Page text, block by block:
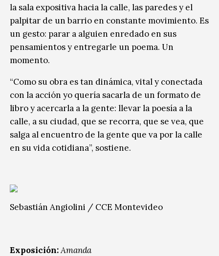
la sala expositiva hacia la calle, las paredes y el
palpitar de un barrio en constante movimiento. Es
un gesto: parar a alguien enredado en sus
pensamientos y entregarle un poema. Un
momento.
“Como su obra es tan dinámica, vital y conectada
con la acción yo quería sacarla de un formato de
libro y acercarla a la gente: llevar la poesía a la
calle, a su ciudad, que se recorra, que se vea, que
salga al encuentro de la gente que va por la calle
en su vida cotidiana”, sostiene.
Sebastián Angiolini / CCE Montevideo
Exposición:Amanda